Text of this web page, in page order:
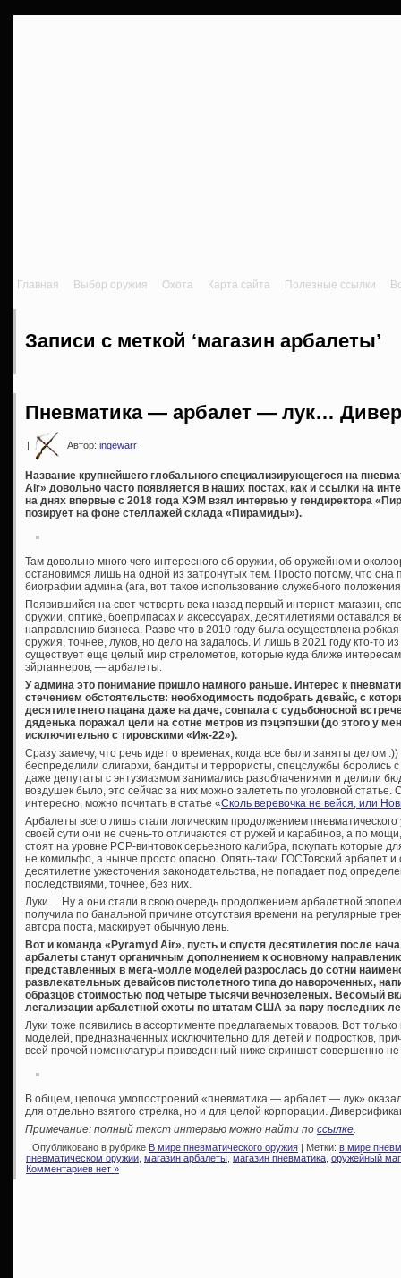
Главная Выбор оружия Охота Карта сайта Полезные ссылки
Записи с меткой ‘магазин арбалеты’
Пневматика — арбалет — лук…
| Автор: ingewarr
Название крупнейшего глобального специализирующегося на
Air» довольно часто появляется в наших постах, как и ссылки на
на днях впервые с 2018 года ХЭМ взял интервью у гендиректора
позирует на фоне стеллажей склада «Пирамиды»).
Там довольно много чего интересного об оружии, об оружейном и
остановимся лишь на одной из затронутых тем. Просто потому, что она
биографии админа (ага, вот такое использование служебного
Появившийся на свет четверть века назад первый интернет-магазин,
оружии, оптике, боеприпасах и аксессуарах, десятилетиями оставался
направлению бизнеса. Разве что в 2010 году была осуществлена
оружия, точнее, луков, но дело на задалось. И лишь в 2021 году кто-то
существует еще целый мир стрелометов, которые куда ближе
эйрганнеров, — арбалеты.
У админа это понимание пришло намного раньше. Интерес к
стечением обстоятельств: необходимость подобрать девайс, с
десятилетнего пацана даже на даче, совпала с судьбоносной
дяденька поражал цели на сотне метров из пэцэпэшки (до этого у
исключительно с тировскими «Иж-22»).
Сразу замечу, что речь идет о временах, когда все были заняты делом
беспределили олигархи, бандиты и террористы, спецслужбы боролись
даже депутаты с энтузиазмом занимались разоблачениями и делили
воздушек было, это сейчас за них можно залететь по уголовной
интересно, можно почитать в статье «Сколь веревочка не вейся, или
Арбалеты всего лишь стали логическим продолжением
своей сути они не очень-то отличаются от ружей и карабинов, а по
стоят на уровне PCP-винтовок серьезного калибра, покупать которые
не комильфо, а нынче просто опасно. Опять-таки ГОСТовский арбалет и
десятилетие ужесточения законодательства, не попадает под
последствиями, точнее, без них.
Луки… Ну а они стали в свою очередь продолжением арбалетной
получила по банальной причине отсутствия времени на регулярные
автора поста, маскирует обычную лень.
Вот и команда «Pyramyd Air», пусть и спустя десятилетия после
арбалеты станут органичным дополнением к основному
представленных в мега-молле моделей разрослась до сотни
развлекательных девайсов пистолетного типа до навороченных,
образцов стоимостью под четыре тысячи вечнозеленых. Весомый
легализации арбалетной охоты по штатам США за пару последних
Луки тоже появились в ассортименте предлагаемых товаров. Вот
моделей, предназначенных исключительно для детей и подростков,
всей прочей номенклатуры приведенный ниже скриншот совершенно не
В общем, цепочка умопостроений «пневматика — арбалет — лук»
для отдельно взятого стрелка, но и для целой корпорации.
Примечание: полный текст интервью можно найти по ссылке.
Опубликовано в рубрике В мире пневматического оружия | Метки: в мире
пневматическом оружии магазин арбалеты магазин пневматика оружейный
Комментариев нет »